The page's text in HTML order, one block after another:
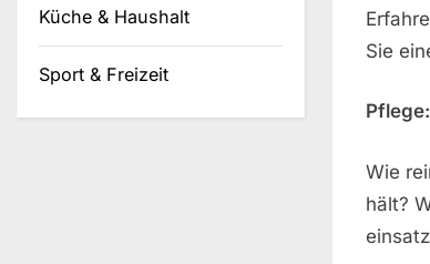
Sie
Pflege:
Wie
hält?
Küche & Haushalt
Sport & Freizeit